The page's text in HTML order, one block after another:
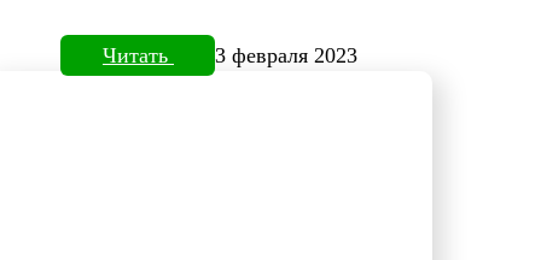
Читать 3 февраля 2023